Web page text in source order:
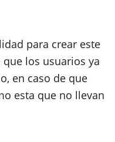
para crear este
los usuarios ya
en caso de que
esta que no llevan